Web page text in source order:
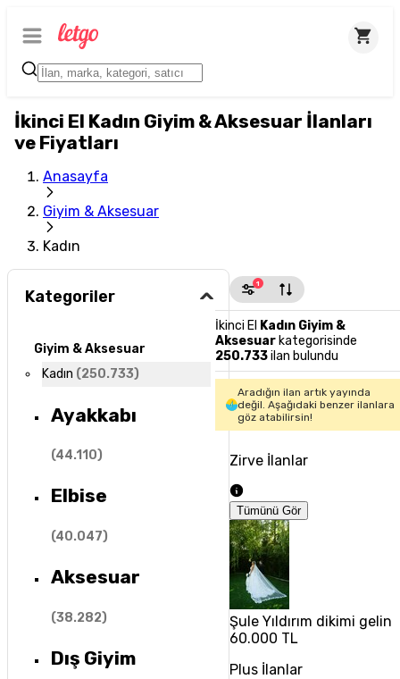
İkinci El Kadın Giyim & Aksesuar İlanları
ve Fiyatları
Anasayfa
Giyim & Aksesuar
Kadın
Kategoriler
Giyim & Aksesuar
Kadın (250.733)
Ayakkabı
(44.110)
Elbise
(40.047)
Aksesuar
(38.282)
Dış Giyim
1
İkinci El Kadın Giyim &
Aksesuarkategorisinde
250.733ilan bulundu
Aradığın ilan artık yayında
değil. Aşağıdaki benzer ilanlara
göz atabilirsin!
Zirve İlanlar
Tümünü Gör
Şule Yıldırım dikimi
60.000 TL
Plus İlanlar